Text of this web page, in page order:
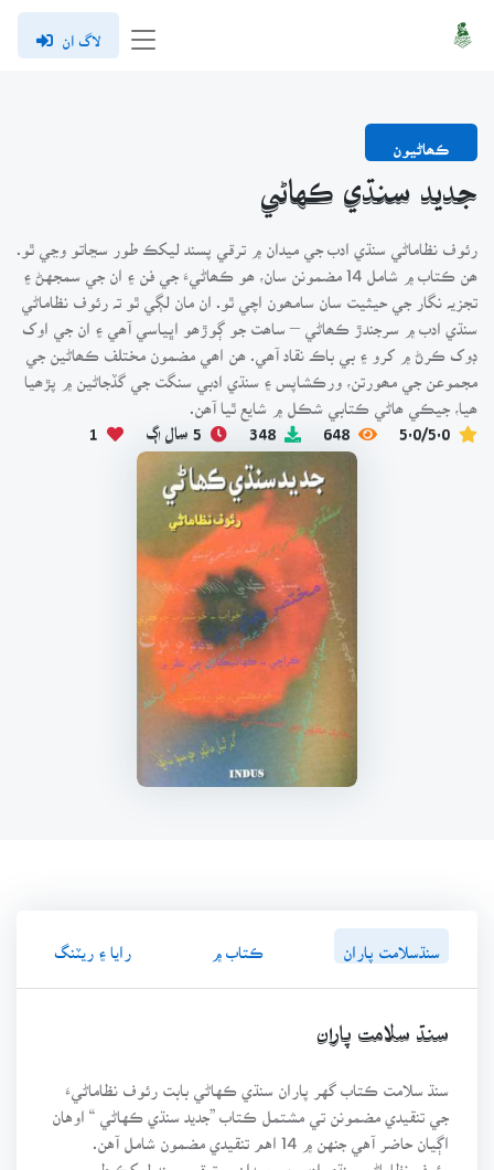
لاگ ان
ڪھاڻيون
جديد سنڌي ڪهاڻي
رئوف نظاماڻي سنڌي ادب جي ميدان ۾ ترقي پسند ليکڪ طور سڃاتو وڃي ٿو.
ھن ڪتاب ۾ شامل 14 مضمونن سان، ھو ڪھاڻيءَ جي فن ۽ ان جي سمجهڻ ۽
تجزيہ نگار جي حيثيت سان سامھون اچي ٿو. ان مان لڳي ٿو تہ رئوف نظاماڻي
سنڌي ادب ۾ سرجندڙ ڪھاڻي – ساھت جو ڳوڙھو اڀياسي آھي ۽ ان جي اوک
ڊوک ڪرڻ ۾ کرو ۽ بي باڪ نقاد آھي. ھن اھي مضمون مختلف ڪھاڻين جي
مجموعن جي مھورتن، ورڪشاپس ۽ سنڌي ادبي سنگت جي گڏجاڻين ۾ پڙھيا
ھيا، جيڪي ھاڻي ڪتابي شڪل ۾ شايع ٿيا آھن.
5.0/5.0
648
348 5 سال اڳ 1
سنڌسلامت پاران ڪتاب ۾ رايا ۽ ريٽنگ
سنڌ سلامت پاران
سنڌ سلامت ڪتاب گهر پاران سنڌي ڪهاڻي بابت رئوف نظاماڻيءَ
جي تنقيدي مضمونن تي مشتمل ڪتاب ”جديد سنڌي ڪهاڻي “ اوهان
اڳيان حاضر آهي جنهن ۾ 14 اهم تنقيدي مضمون شامل آهن.
رئوف نظاماڻي سنڌي ادب جي ميدان ۾ ترقي پسند ليکڪ طور